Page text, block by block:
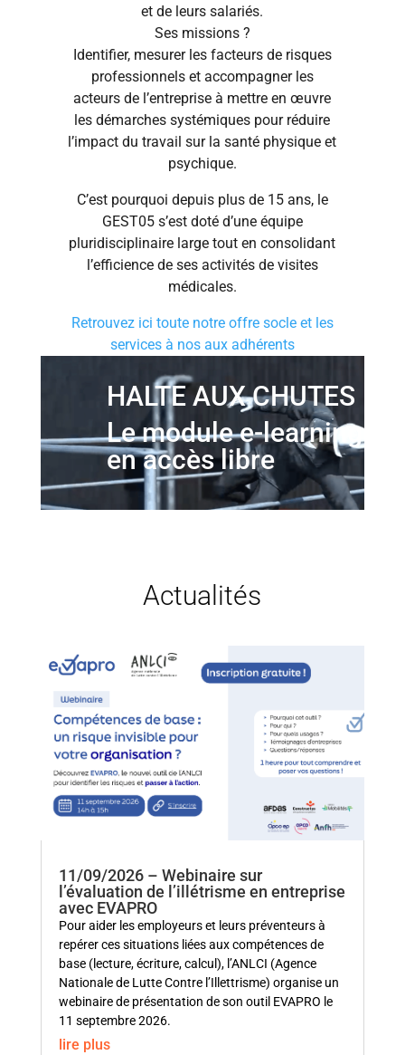
et de leurs salariés.
Ses missions ?
Identifier, mesurer les facteurs de risques
professionnels et accompagner les
acteurs de l’entreprise à mettre en œuvre
les démarches systémiques pour réduire
l’impact du travail sur la santé physique et
psychique.
C’est pourquoi depuis plus de 15 ans, le
GEST05 s’est doté d’une équipe
pluridisciplinaire large tout en consolidant
l’efficience de ses activités de visites
médicales.
Retrouvez ici toute notre offre socle et les
services à nos aux adhérents
HALTE AUX CHUTES
Le module e-learning
en accès libre
Actualités
11/09/2026 – Webinaire sur
l’évaluation de l’illétrisme en entreprise
avec EVAPRO
Pour aider les employeurs et leurs préventeurs à
repérer ces situations liées aux compétences de
base (lecture, écriture, calcul), l’ANLCI (Agence
Nationale de Lutte Contre l’Illettrisme) organise un
webinaire de présentation de son outil EVAPRO le
11 septembre 2026.
lire plus